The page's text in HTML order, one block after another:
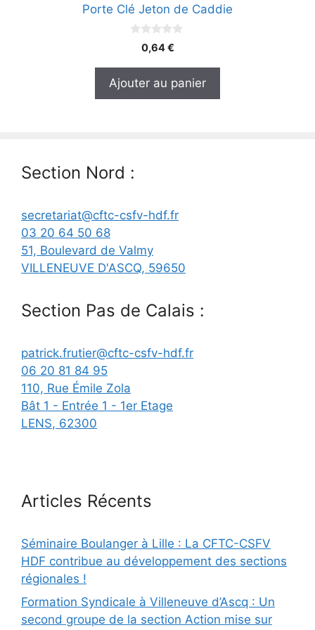
Porte Clé Jeton de Caddie
5
0,64€
Ajouter au panier
Section Nord :
secretariat@cftc-csfv-hdf.fr
03 20 64 50 68
51, Boulevard de Valmy
VILLENEUVE D'ASCQ, 59650
Section Pas de Calais :
patrick.frutier@cftc-csfv-hdf.fr
06 20 81 84 95
110, Rue Émile Zola
Bât 1 - Entrée 1 - 1er Etage
LENS, 62300
Articles Récents
Séminaire Boulanger à Lille : La CFTC-CSFV
HDF contribue au développement des sections
régionales !
Formation Syndicale à Villeneuve d’Ascq : Un
second groupe de la section Action mise sur